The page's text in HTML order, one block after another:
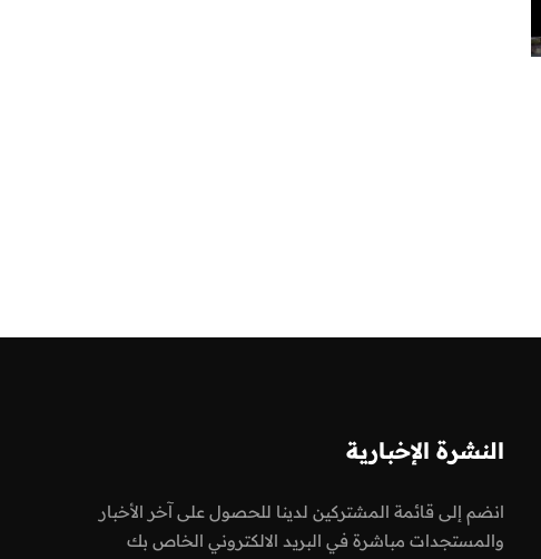
النشرة الإخبارية
انضم إلى قائمة المشتركين لدينا للحصول على آخر الأخبار
والمستجدات مباشرة في البريد الالكتروني الخاص بك